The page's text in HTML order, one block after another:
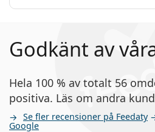
Godkänt av
Hela 100 % av totalt 56
positiva. Läs om andra
Se fler recensioner på Feedaty
Google